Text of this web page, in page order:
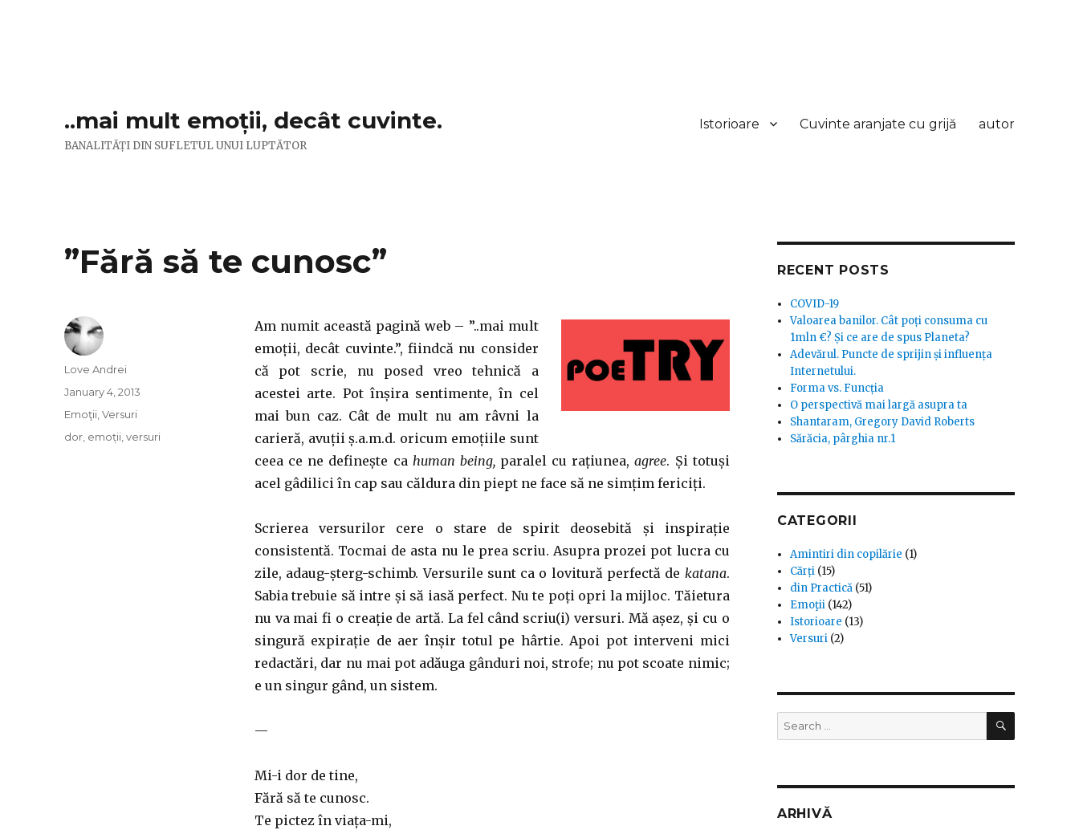
..mai mult emoții, decât cuvinte.
BANALITĂȚI DIN SUFLETUL UNUI LUPTĂTOR
Istorioare Cuvinte aranjate cu grijă autor
”Fără să te cunosc”
Am numit această pagină web – ”..mai mult
emoții, decât cuvinte.”, fiindcă nu consider
că pot scrie, nu posed vreo tehnică a
acestei arte. Pot înșira sentimente, în cel
mai bun caz. Cât de mult nu am râvni la
carieră, avuții ș.a.m.d. oricum emoțiile sunt
ceea ce ne definește ca human being, paralel cu rațiunea,agree. Și totuși
acel gâdilici în cap sau căldura din piept ne face să ne simțim fericiți.
Scrierea versurilor cere o stare de spirit deosebită și inspirație
consistentă. Tocmai de asta nu le prea scriu. Asupra prozei pot lucra cu
zile, adaug-șterg-schimb. Versurile sunt ca o lovitură perfectă de katana.
Sabia trebuie să intre și să iasă perfect. Nu te poți opri la mijloc. Tăietura
nu va mai fi o creație de artă. La fel când scriu(i) versuri. Mă așez, și cu o
singură expirație de aer înșir totul pe hârtie. Apoi pot interveni mici
redactări, dar nu mai pot adăuga gânduri noi, strofe; nu pot scoate nimic;
e un singur gând, un sistem.
—
Mi-i dor de tine,
Fără să te cunosc.
Te pictez în viața-mi,
Author
Love Andrei
Posted
January 4, 2013
Categories
Emoţii ,Versuri
Tags
dor emoții ,versuri
RECENT POSTS
COVID-19
Valoarea banilor. Cât poți consuma cu
1mln €? Și ce are de spus Planeta?
Adevărul. Puncte de sprijin și influența
Internetului.
Forma vs. Funcția
O perspectivă mai largă asupra ta
Shantaram, Gregory David Roberts
Sărăcia, pârghia nr.1
CATEGORII
Amintiri din copilărie (1)
Cărți (15)
din Practică (51)
Emoţii (142)
Istorioare (13)
Versuri (2)
Search
for:
SEARCH
ARHIVĂ